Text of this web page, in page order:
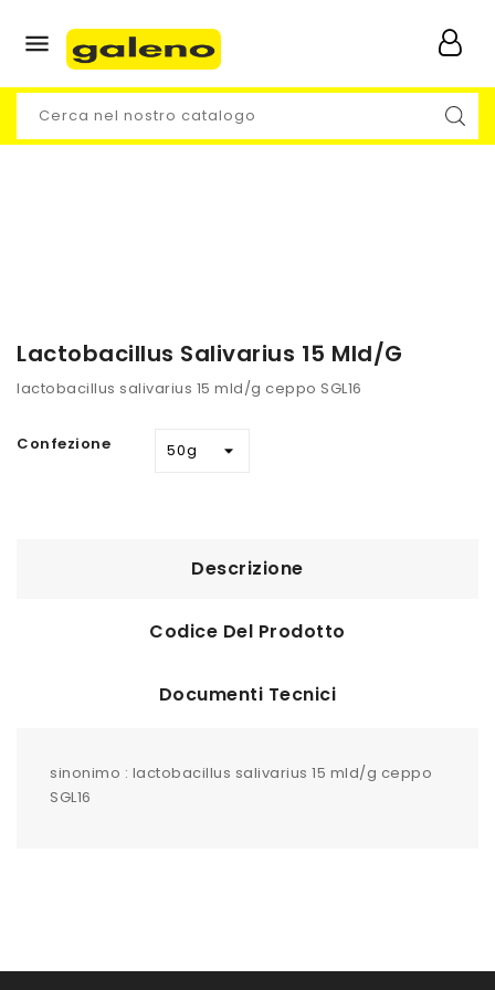

Lactobacillus Salivarius 15 Mld/g
lactobacillus salivarius 15 mld/g ceppo SGL16
Confezione
Descrizione
Codice Del Prodotto
Documenti Tecnici
sinonimo : lactobacillus salivarius 15 mld/g ceppo
SGL16